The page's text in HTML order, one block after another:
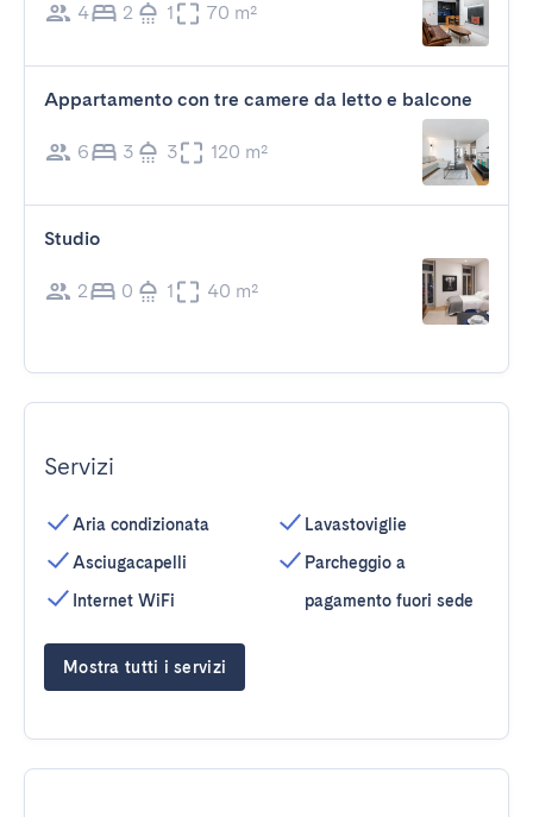
4 2 1 70 m²
Appartamento con tre camere da letto e balcone
6 3 3 120 m²
Studio
2 0 1 40 m²
Servizi
Aria condizionata
Asciugacapelli
Internet WiFi
Lavastoviglie
Parcheggio a
pagamento fuori sede
Mostra tutti i servizi